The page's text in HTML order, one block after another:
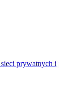
prywatnych i